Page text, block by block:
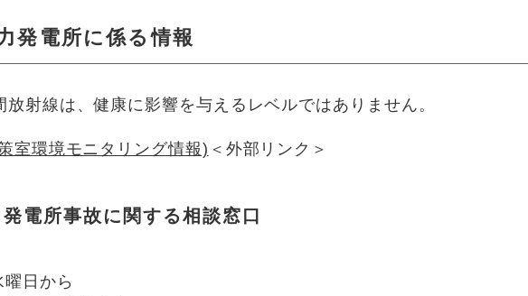
発電所に係る情報
射線は、健康に影響を与えるレベルではありません。
室環境モニタリング情報) ＜外部リンク＞
電所事故に関する相談窓口
日から